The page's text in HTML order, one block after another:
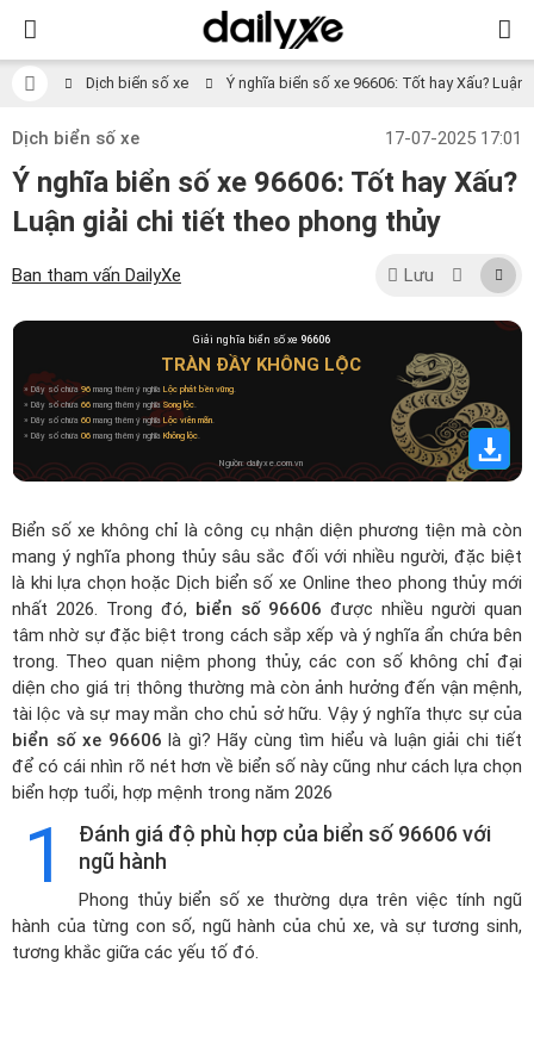
Dịch biển số xe Ý nghĩa biển số xe 96606: Tốt hay Xấu?
Dịch biển số xe 17-07-2025 17:01
Ý nghĩa biển số xe 96606: Tốt hay Xấu?
Luận giải chi tiết theo phong thủy
Ban tham vấn DailyXe Lưu
Giải nghĩa biển số xe 96606
TRÀN ĐẦY KHÔNG LỘC
» Dãy số chứa96 mang thêm ý nghĩa Lộc phát bền vững.
» Dãy số chứa 66 mang thêm ý nghĩaSong lộc.
» Dãy số chứa 60 mang thêm ý nghĩaLộc viên mãn.
» Dãy số chứa 06 mang thêm ý nghĩa Không lộc.
Nguồn: dailyxe.com.vn
Biển số xe không chỉ là công cụ nhận diện phương tiện mà còn
mang ý nghĩa phong thủy sâu sắc đối với nhiều người, đặc biệt
là khi lựa chọn hoặcDịch biển số xe Online theo phong thủy mới
nhất 2026. Trong đó, biển số 96606 được nhiều người quan
tâm nhờ sự đặc biệt trong cách sắp xếp và ý nghĩa ẩn chứa bên
trong. Theo quan niệm phong thủy, các con số không chỉ đại
diện cho giá trị thông thường mà còn ảnh hưởng đến vận mệnh,
tài lộc và sự may mắn cho chủ sở hữu. Vậy ý nghĩa thực sự của
biển số xe 96606 là gì? Hãy cùng tìm hiểu và luận giải chi tiết
để có cái nhìn rõ nét hơn về biển số này cũng như cách lựa chọn
biển hợp tuổi, hợp mệnh trong năm 2026
1
Đánh giá độ phù hợp của biển số 96606 với
ngũ hành
Phong thủy biển số xe thường dựa trên việc tính ngũ
hành của từng con số, ngũ hành của chủ xe, và sự tương sinh,
tương khắc giữa các yếu tố đó.